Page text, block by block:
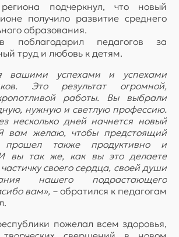
региона подчеркнул, что новый
получило развитие среднего
образования.
поблагодарил педагогов за
труд и любовь к детям.
вашими успехами и успехами
Это результат огромной,
работы. Вы выбрали
нужную и светлую профессию.
несколько дней начнется новый
вам желаю, чтобы предстоящий
прошел также продуктивно и
вы так же, как вы это делаете
своего сердца, своей души
нашего подрастающего
вам», – обратился к педагогам
пожелал всем здоровья,